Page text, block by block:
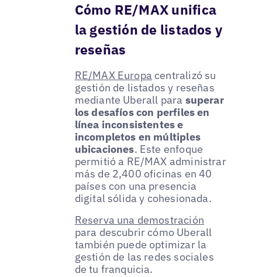
Cómo RE/MAX unifica
la gestión de listados y
reseñas
RE/MAX Europa centralizó su
gestión de listados y reseñas
mediante Uberall para superar
los desafíos con perfiles en
línea inconsistentes e
incompletos en múltiples
ubicaciones. Este enfoque
permitió a RE/MAX administrar
más de 2,400 oficinas en 40
países con una presencia
digital sólida y cohesionada.
Reserva una demostración
para descubrir cómo Uberall
también puede optimizar la
gestión de las redes sociales
de tu franquicia.